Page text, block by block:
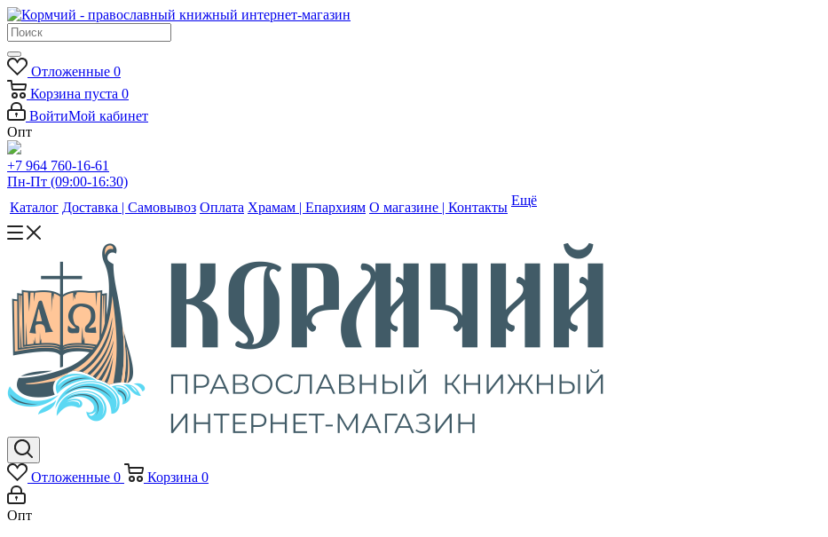
Отложенные 0
Корзина пуста 0
ВойтиМой кабинет
Опт
+7 964 760-16-61
Пн-Пт (09:00-16:30)
Каталог Доставка | Самовывоз Оплата Храмам | Епархиям О магазине | Контакты Ещё
Отложенные 0 Корзина 0
Опт